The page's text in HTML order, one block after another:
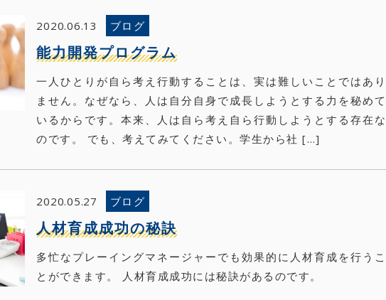
2020.06.13 ブログ
能力開発プログラム
一人ひとりが自ら考え行動することは、実は難しいことではあり
ません。なぜなら、人は自分自身で成長しようとする力を秘めて
いるからです。本来、人は自ら考え自ら行動しようとする存在な
のです。 でも、考えてみてください。学生から社 […]
2020.05.27 ブログ
人材育成成功の秘訣
多忙なプレーイングマネージャーでも効果的に人材育成を行うこ
とができます。 人材育成成功には秘訣があるのです。